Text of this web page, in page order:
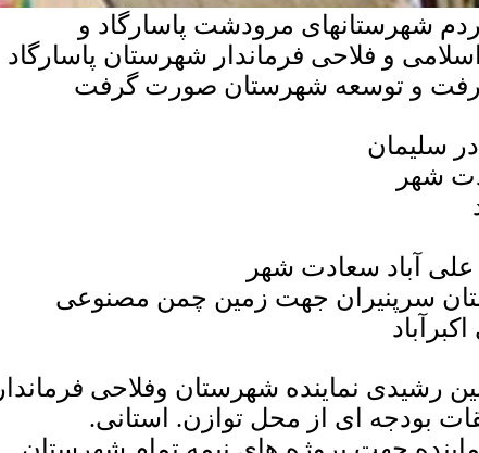
شهرستانهای مرودشت پاسارگاد و
و فلاحی فرماندار شهرستان پاسارگاد
و توسعه شهرستان صورت گرفت
سلیمان
شهر
آباد سعادت شهر
سرپنیران جهت زمین چمن مصنوعی
رشیدی نماینده شهرستان وفلاحی فرماندار
بودجه ای از محل توازن. استانی.